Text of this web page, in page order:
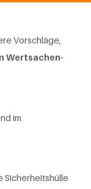
Vorschläge,
Wertsachen-
im
Sicherheitshülle